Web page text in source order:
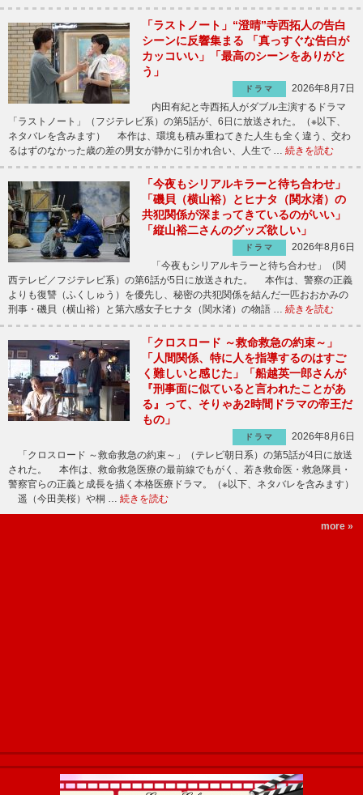
「ラストノート」“澄晴”寺西拓人の告白
シーンに反響集まる 「真っすぐな告白が
カッコいい」「最高のシーンをありがと
う」
ドラマ
2026年8月7日
内田有紀と寺西拓人がダブル主演するドラマ
「ラストノート」（フジテレビ系）の第5話が、6日に放送された。（※以下、
ネタバレを含みます） 本作は、環境も積み重ねてきた人生も全く違う、交わ
るはずのなかった歳の差の男女が静かに引かれ合い、人生で … 続きを読む
「今夜もシリアルキラーと待ち合わせ」
「磯貝（横山裕）とヒナタ（関水渚）の
共犯関係が深まってきているのがいい」
「縦山裕二さんのグッズ欲しい」
ドラマ
2026年8月6日
「今夜もシリアルキラーと待ち合わせ」（関
西テレビ／フジテレビ系）の第6話が5日に放送された。 本作は、警察の正義
よりも復讐（ふくしゅう）を優先し、秘密の共犯関係を結んだ一匹おおかみの
刑事・磯貝（横山裕）と第六感女子ヒナタ（関水渚）の物語 … 続きを読む
「クロスロード ～救命救急の約束～」
「人間関係、特に人を指導するのはすご
く難しいと感じた」「船越英一郎さんが
『刑事面に似ていると言われたことがあ
る』って、そりゃあ2時間ドラマの帝王だ
もの」
ドラマ
2026年8月6日
「クロスロード ～救命救急の約束～」（テレビ朝日系）の第5話が4日に放送
された。 本作は、救命救急医療の最前線でもがく、若き救命医・救急隊員・
警察官らの正義と成長を描く本格医療ドラマ。（※以下、ネタバレを含みます）
遥（今田美桜）や桐 … 続きを読む
more »